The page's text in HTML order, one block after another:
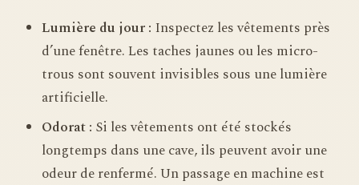
Lumière du jour : Inspectez les vêtements près
d’une fenêtre. Les taches jaunes ou les micro-
trous sont souvent invisibles sous une lumière
artificielle.
Odorat : Si les vêtements ont été stockés
longtemps dans une cave, ils peuvent avoir une
odeur de renfermé. Un passage en machine est